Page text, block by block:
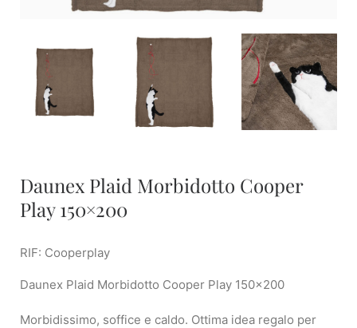
Daunex Plaid Morbidotto Cooper
Play 150×200
RIF: Cooperplay
Daunex Plaid Morbidotto Cooper Play 150×200
Morbidissimo, soffice e caldo. Ottima idea regalo per